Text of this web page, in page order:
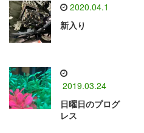
2020.04.1
新入り
2019.03.24
日曜日のプログ
レス